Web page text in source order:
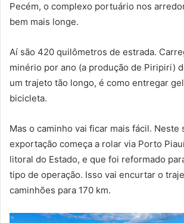
Pecém, o complexo portuário nos
bem mais longe.
Aí são 420 quilômetros de estrada.
minério por ano (a produção de Piripiri)
um trajeto tão longo, é como entregar
bicicleta.
Mas o caminho vai ficar mais fácil. Neste
exportação começa a rolar via Porto
litoral do Estado, e que foi reformado
tipo de operação. Isso vai encurtar o
caminhões para 170 km.